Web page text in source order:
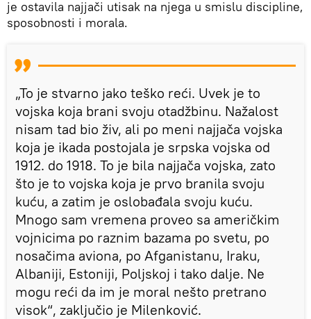
je ostavila najjači utisak na njega u smislu discipline,
sposobnosti i morala.
„To je stvarno jako teško reći. Uvek je to
vojska koja brani svoju otadžbinu. Nažalost
nisam tad bio živ, ali po meni najjača vojska
koja je ikada postojala je srpska vojska od
1912. do 1918. To je bila najjača vojska, zato
što je to vojska koja je prvo branila svoju
kuću, a zatim je oslobađala svoju kuću.
Mnogo sam vremena proveo sa američkim
vojnicima po raznim bazama po svetu, po
nosačima aviona, po Afganistanu, Iraku,
Albaniji, Estoniji, Poljskoj i tako dalje. Ne
mogu reći da im je moral nešto pretrano
visok“, zaključio je Milenković.